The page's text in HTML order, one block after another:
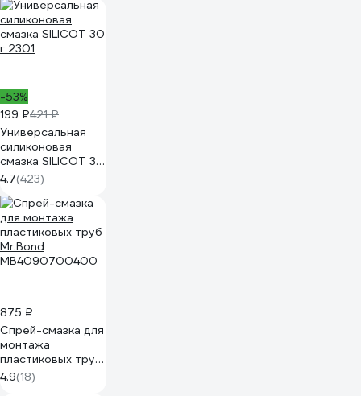
-53%
199 ₽421 ₽
Универсальная
силиконовая
смазка SILICOT 30
г 2301
4.7(423)
875 ₽
Спрей-смазка для
монтажа
пластиковых труб
Mr.Bond
MB4090700400
4.9(18)